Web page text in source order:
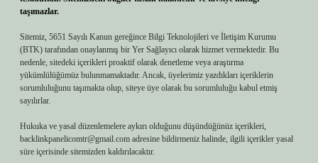
taşımazlar.
Sitemiz, 5651 Sayılı Kanun gereğince Bilgi Teknolojileri ve İletişim Kurumu
(BTK) tarafından onaylanmış bir Yer Sağlayıcı olarak hizmet vermektedir. Bu
nedenle, sitedeki içerikleri proaktif olarak denetleme veya araştırma
yükümlülüğümüz bulunmamaktadır. Ancak, üyelerimiz yazdıkları içeriklerin
sorumluluğunu taşımakta olup, siteye üye olarak bu sorumluluğu kabul etmiş
sayılırlar.
Hukuka ve yasal düzenlemelere aykırı olduğunu düşündüğünüz içerikleri,
backlinkpanelicomtr@gmail.com adresine bildirmeniz halinde, ilgili içerikler yasal
süre içerisinde sitemizden kaldırılacaktır.